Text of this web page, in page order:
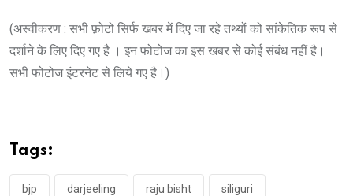
(अस्वीकरण : सभी फ़ोटो सिर्फ खबर में दिए जा रहे तथ्यों को सांकेतिक रूप से
दर्शाने के लिए दिए गए है । इन फोटोज का इस खबर से कोई संबंध नहीं है।
सभी फोटोज इंटरनेट से लिये गए है।)
Tags:
bjp darjeeling raju bisht siliguri